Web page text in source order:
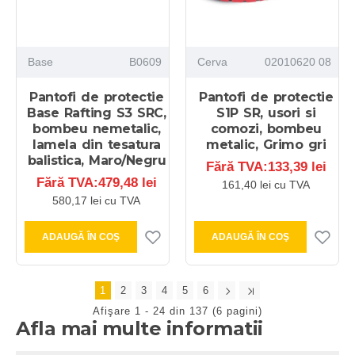
Base B0609
Pantofi de protectie
Base Rafting S3 SRC,
bombeu nemetalic,
lamela din tesatura
balistica, Maro/Negru
Fără TVA:479,48 lei
580,17 lei cu TVA
ADAUGĂ ÎN COŞ
Cerva 02010620 08
Pantofi de protectie
S1P SR, usori si
comozi, bombeu
metalic, Grimo gri
Fără TVA:133,39 lei
161,40 lei cu TVA
ADAUGĂ ÎN COŞ
1 2 3 4 5
6
Afişare 1 - 24 din 137 (6 pagini)
Afla mai multe informatii